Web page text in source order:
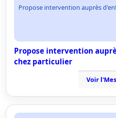
Propose intervention auprès
Propose intervention
chez particulier
Voir